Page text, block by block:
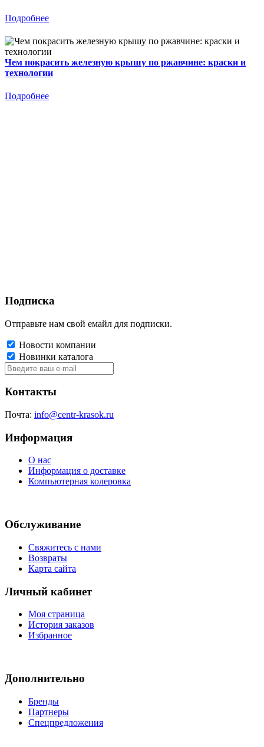
Подробнее
Чем покрасить железную крышу по ржавчине: краски и
технологии
Подробнее
Подписка
Отправьте нам свой емайл для подписки.
Новости компании
Новинки каталога
Контакты
Почта: info@centr-krasok.ru
Информация
О нас
Информация о доставке
Компьютерная колеровка
Обслуживание
Свяжитесь с нами
Возвраты
Карта сайта
Личный кабинет
Моя страница
История заказов
Избранное
Дополнительно
Бренды
Партнеры
Спецпредложения